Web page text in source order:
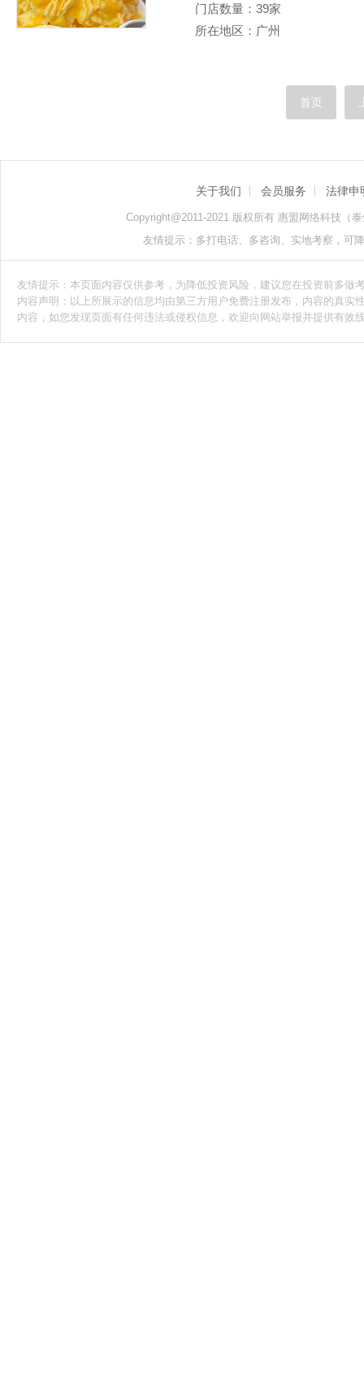
门店数量：39家
所在地区：广州
首页
关于我们 会员服务 法律申
Copyright@2011-2021 版权所有 惠盟网络科技（
友情提示：多打电话、多咨询、实地考察，可
友情提示：本页面内容仅供参考，为降低投资风险，建议您在投资前多
内容声明：以上所展示的信息均由第三方用户免费注册发布，内容的真
内容，如您发现页面有任何违法或侵权信息，欢迎向网站举报并提供有效